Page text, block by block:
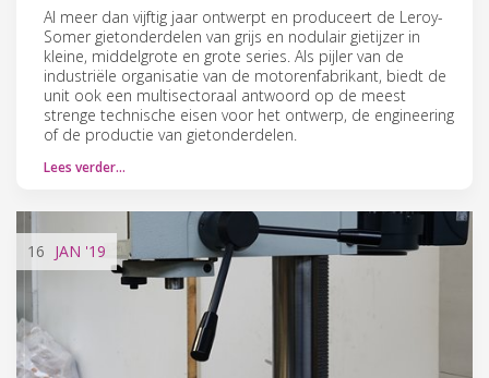
Al meer dan vijftig jaar ontwerpt en produceert de Leroy-
Somer gietonderdelen van grijs en nodulair gietijzer in
kleine, middelgrote en grote series. Als pijler van de
industriële organisatie van de motorenfabrikant, biedt de
unit ook een multisectoraal antwoord op de meest
strenge technische eisen voor het ontwerp, de engineering
of de productie van gietonderdelen.
Lees verder…
16 JAN '19